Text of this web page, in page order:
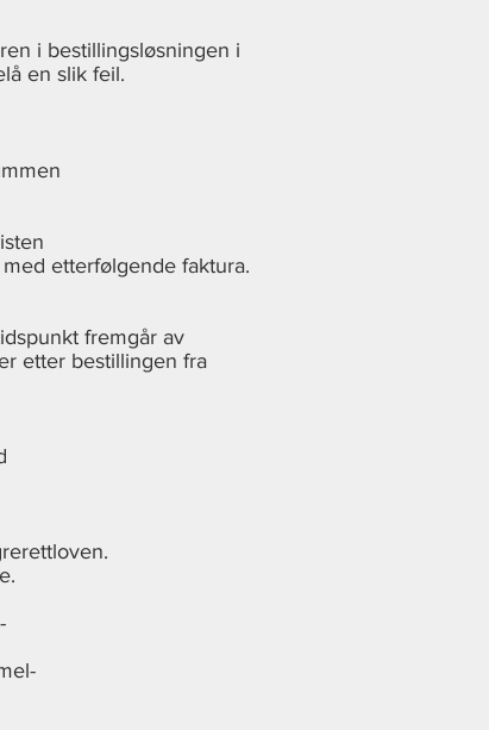
i bestillingsløsningen i
en slik feil.
etterfølgende faktura.
fremgår av
etter bestillingen fra